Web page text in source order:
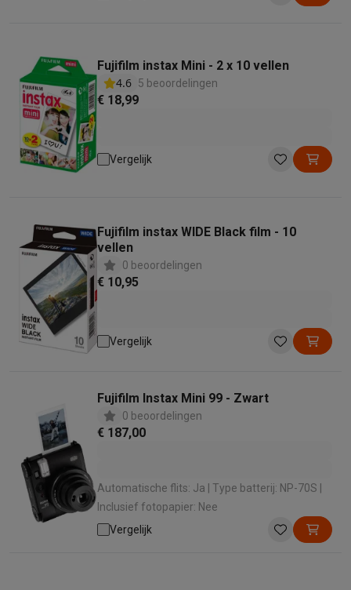
Fujifilm instax Mini - 2 x 10 vellen
4.6 5 beoordelingen
€ 18,99
Vergelijk
Fujifilm instax WIDE Black film - 10
vellen
0 beoordelingen
€ 10,95
Vergelijk
Fujifilm Instax Mini 99 - Zwart
0 beoordelingen
€ 187,00
Automatische flits: Ja | Type batterij: NP-70S |
Inclusief fotopapier: Nee
Vergelijk